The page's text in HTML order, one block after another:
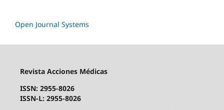
Open Journal Systems
Revista Acciones Médicas
ISSN: 2955-8026
ISSN-L: 2955-8026